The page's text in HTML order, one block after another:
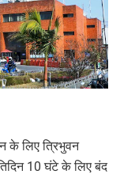
के लिए त्रिभुवन
10 घंटे के लिए बंद